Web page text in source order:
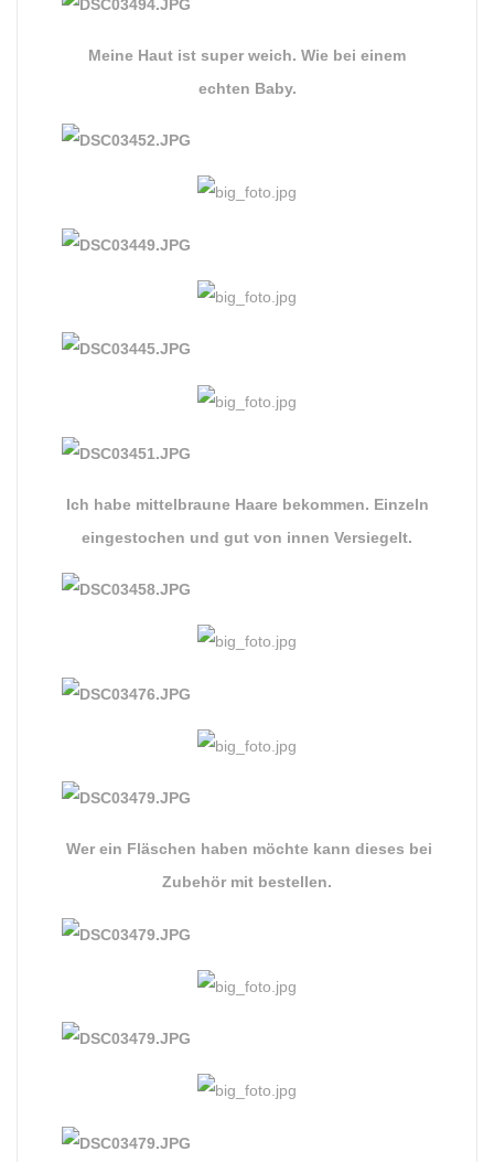
Meine Haut ist super weich. Wie bei einem
echten Baby.
Ich habe mittelbraune Haare bekommen. Einzeln
eingestochen und gut von innen Versiegelt.
Wer ein Fläschen haben möchte kann dieses bei
Zubehör mit bestellen.